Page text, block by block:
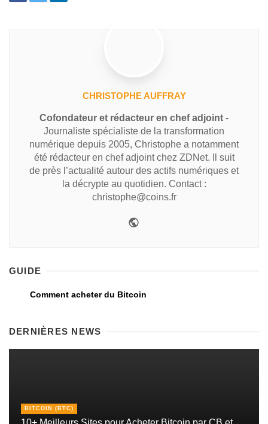
CHRISTOPHE AUFFRAY
Cofondateur et rédacteur en chef adjoint -
Journaliste spécialiste de la transformation
numérique depuis 2005, Christophe a notamment
été rédacteur en chef adjoint chez ZDNet. Il suit
de près l’actualité autour des actifs numériques et
la décrypte au quotidien. Contact :
christophe@coins.fr
GUIDE
Comment acheter du Bitcoin
DERNIÈRES NEWS
BITCOIN (BTC)